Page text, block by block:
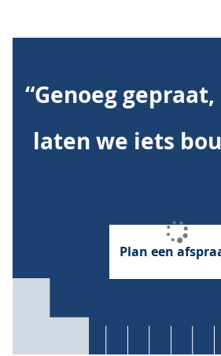
“Genoeg gepraat,
laten we iets
Plan een